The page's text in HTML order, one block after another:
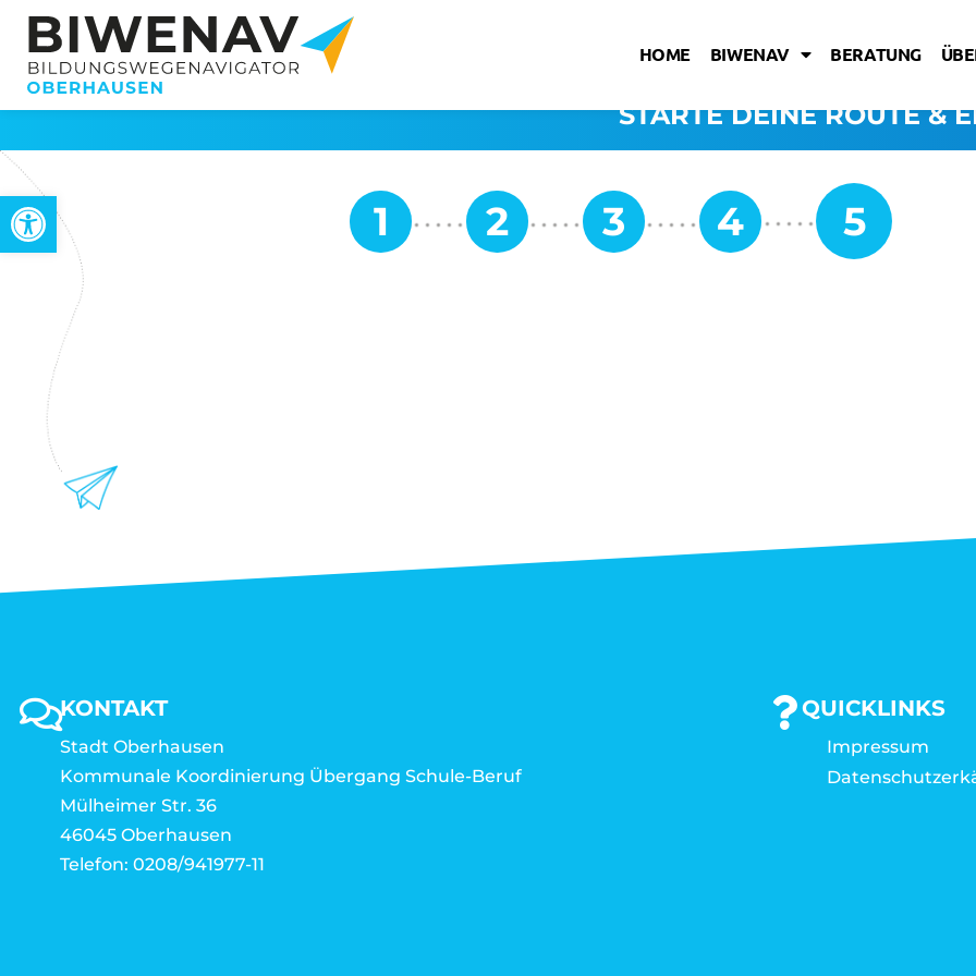
Werkzeugleiste öffnen
HOME BIWENAV BERATUNG
STARTE DEINE ROUTE &
KONTAKT
Stadt Oberhausen
Kommunale Koordinierung Übergang Schule-Beruf
Mülheimer Str. 36
46045 Oberhausen
Telefon: 0208/941977-11
QUICKLINKS
Impressum